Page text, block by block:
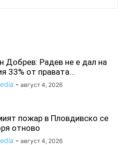
Добрев: Радев не е дал на
33% от правата...
- август 4, 2026
пожар в Пловдивско се
отново
- август 4, 2026